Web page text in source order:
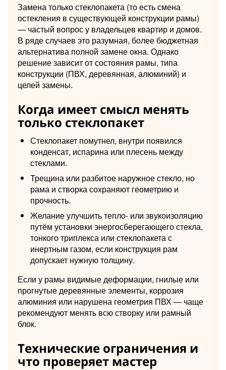
Замена только стеклопакета (то есть смена
остекления в существующей конструкции рамы)
— частый вопрос у владельцев квартир и домов.
В ряде случаев это разумная, более бюджетная
альтернатива полной замене окна. Однако
решение зависит от состояния рамы, типа
конструкции (ПВХ, деревянная, алюминий) и
целей замены.
Когда имеет смысл менять
только стеклопакет
Стеклопакет помутнел, внутри появился
конденсат, испарина или плесень между
стеклами.
Трещина или разбитое наружное стекло, но
рама и створка сохраняют геометрию и
прочность.
Желание улучшить тепло- или звукоизоляцию
путём установки энергосберегающего стекла,
тонкого триплекса или стеклопакета с
инертным газом, если конструкция рам
допускает нужную толщину.
Если у рамы видимые деформации, гнилые или
прогнутые деревянные элементы, коррозия
алюминия или нарушена геометрия ПВХ — чаще
рекомендуют менять всю створку или рамный
блок.
Технические ограничения и
что проверяет мастер